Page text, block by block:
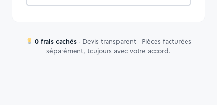
0 frais cachés· Devis transparent · Pièces facturées
séparément, toujours avec votre accord.